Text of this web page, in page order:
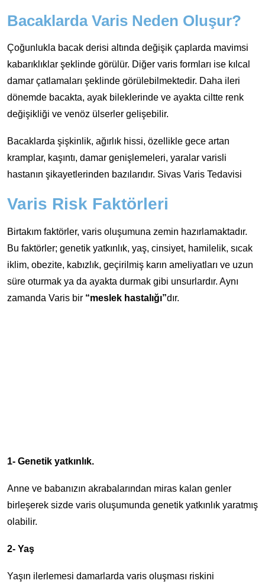
Bacaklarda Varis Neden Oluşur?
Çoğunlukla bacak derisi altında değişik çaplarda mavimsi
kabarıklıklar şeklinde görülür. Diğer varis formları ise kılcal
damar çatlamaları şeklinde görülebilmektedir. Daha ileri
dönemde bacakta, ayak bileklerinde ve ayakta ciltte renk
değişikliği ve venöz ülserler gelişebilir.
Bacaklarda şişkinlik, ağırlık hissi, özellikle gece artan
kramplar, kaşıntı, damar genişlemeleri, yaralar varisli
hastanın şikayetlerinden bazılarıdır. Sivas Varis Tedavisi
Varis Risk Faktörleri
Birtakım faktörler, varis oluşumuna zemin hazırlamaktadır.
Bu faktörler; genetik yatkınlık, yaş, cinsiyet, hamilelik, sıcak
iklim, obezite, kabızlık, geçirilmiş karın ameliyatları ve uzun
süre oturmak ya da ayakta durmak gibi unsurlardır. Aynı
zamanda Varis bir “meslek hastalığı”dır.
1- Genetik yatkınlık.
Anne ve babanızın akrabalarından miras kalan genler
birleşerek sizde varis oluşumunda genetik yatkınlık yaratmış
olabilir.
2- Yaş
Yaşın ilerlemesi damarlarda varis oluşması riskini